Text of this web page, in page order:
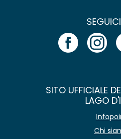
SITO UFFICIALE
LAGO
Chi